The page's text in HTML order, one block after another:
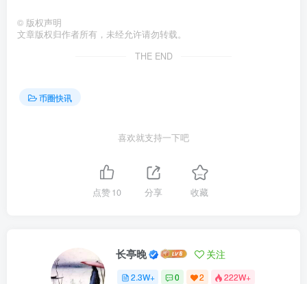
© 版权声明
文章版权归作者所有，未经允许请勿转载。
THE END
币圈快讯
喜欢就支持一下吧
点赞10 分享 收藏
长亭晚 关注
2.3W+ 0 2 222W+